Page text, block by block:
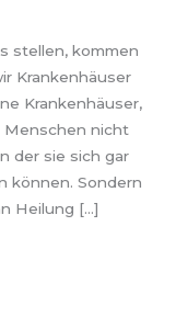
stellen, kommen
Krankenhäuser
Krankenhäuser,
Menschen nicht
der sie sich gar
können. Sondern
Heilung […]